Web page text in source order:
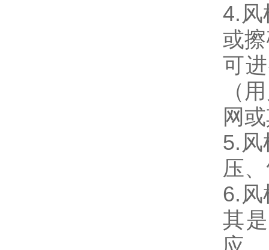
4.风
或
可
（
网
5.风
压
6.
其